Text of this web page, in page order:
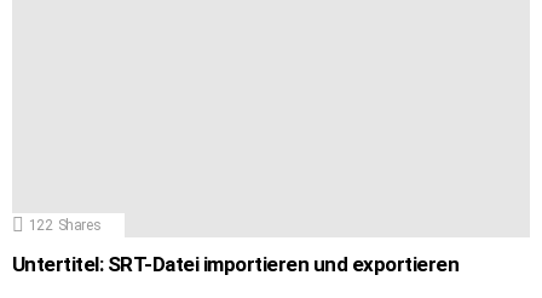
122 Shares
Untertitel: SRT-Datei importieren und exportieren